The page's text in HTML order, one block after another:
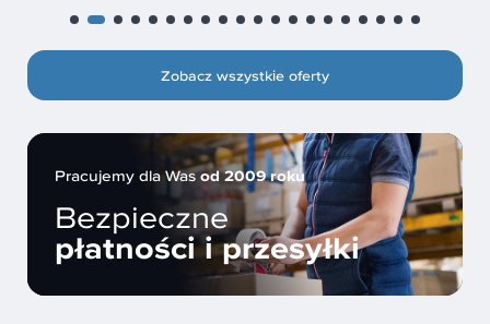
Zobacz wszystkie oferty
Pracujemy dla Wasod 2009 roku
Bezpieczne
płatności i przesyłki